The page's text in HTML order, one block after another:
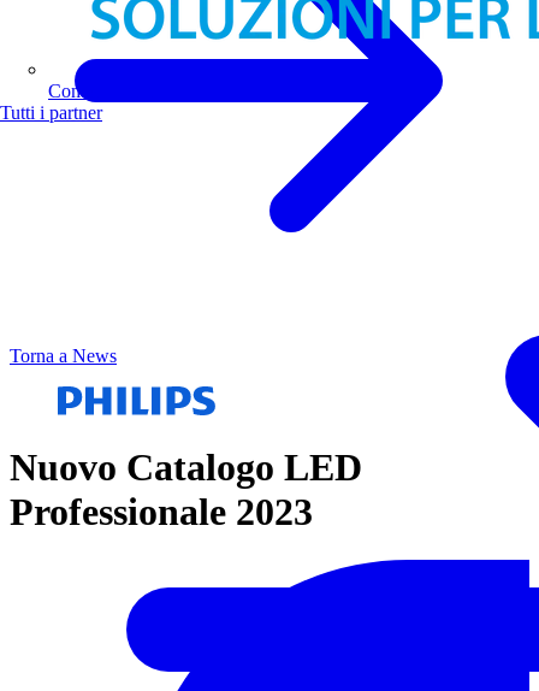
Comoli Ferrari
Tutti i partner
Torna a News
Nuovo Catalogo LED
Professionale 2023